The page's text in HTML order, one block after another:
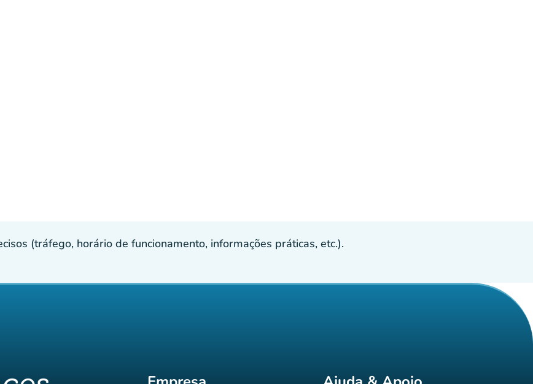
(tráfego, horário de funcionamento, informações práticas, etc.).